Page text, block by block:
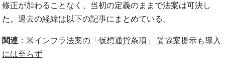
修正が加わることなく、当初の定義のままで法案は可決し
た。過去の経緯は以下の記事にまとめている。
関連 ：米インフラ法案の「仮想通貨条項」 妥協案提示も導入
には至らず